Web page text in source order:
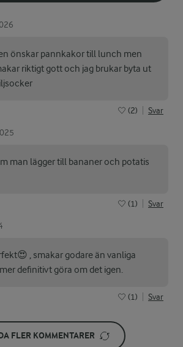
önskar pannkakor till lunch men
riktigt gott och jag brukar byta ut
(2) Svar
man lägger till bananer och potatis
(1) Svar
, smakar godare än vanliga
definitivt göra om det igen.
(1) Svar
FLER KOMMENTARER